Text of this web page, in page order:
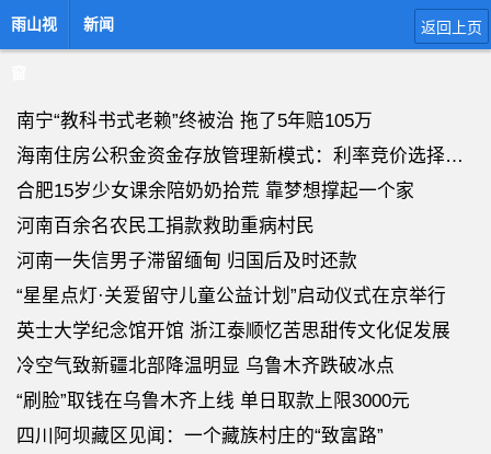
雨山视 新闻 返回上页
南宁“教科书式老赖”终被治 拖了5年赔105万
海南住房公积金资金存放管理新模式：利率竞价选择银行
合肥15岁少女课余陪奶奶拾荒 靠梦想撑起一个家
河南百余名农民工捐款救助重病村民
河南一失信男子滞留缅甸 归国后及时还款
“星星点灯·关爱留守儿童公益计划”启动仪式在京举行
英士大学纪念馆开馆 浙江泰顺忆苦思甜传文化促发展
冷空气致新疆北部降温明显 乌鲁木齐跌破冰点
“刷脸”取钱在乌鲁木齐上线 单日取款上限3000元
四川阿坝藏区见闻：一个藏族村庄的“致富路”